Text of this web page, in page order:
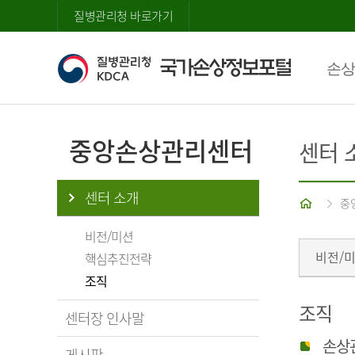
질병관리청 바로가기
손
중앙손상관리센터
센터 소개
비전/미션
핵심추진전략
조직
센터장 인사말
센터
중
비전/
조직
손상